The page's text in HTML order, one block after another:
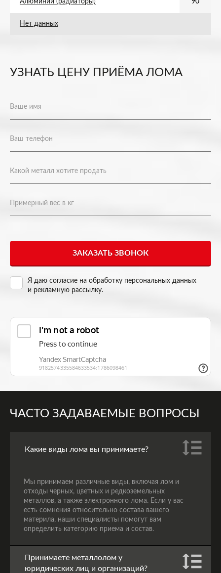
Алюминий (радиаторы) 90
Нет данных
УЗНАТЬ ЦЕНУ ПРИЁМА ЛОМА
Я даю согласие на обработку персональных данных
и рекламную рассылку.
ЧАСТО ЗАДАВАЕМЫЕ ВОПРОСЫ
Какие виды лома вы принимаете?
Мы принимаем различные виды, включая лом и
отходы черных, цветных и редкоземельных
металлов, а также электронного лома. Если у вас
есть сомнения относительно состава вашего
материла, наши специалисты помогут вам
определить категорию приема и состав.
Принимаете металлолом у
юридических лиц и организаций?